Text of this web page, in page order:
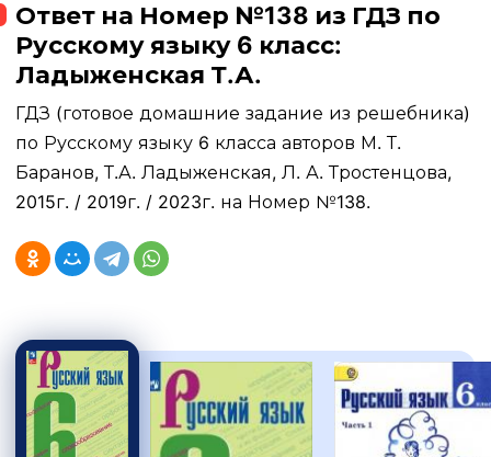
Ответ на Номер №138 из ГДЗ по
Русскому языку 6 класс:
Ладыженская Т.А.
ГДЗ (готовое домашние задание из решебника)
по Русскому языку 6 класса авторов М. Т.
Баранов, Т.А. Ладыженская, Л. А. Тростенцова,
2015г. / 2019г. / 2023г. на Номер №138.